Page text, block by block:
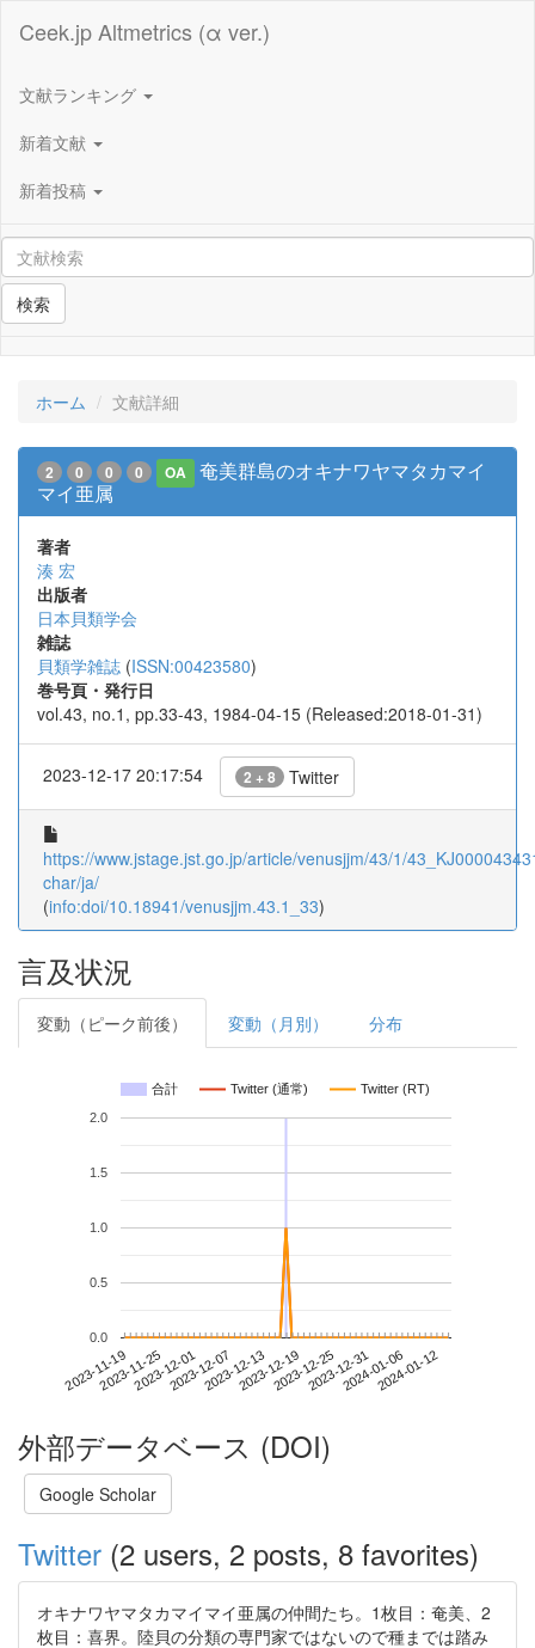
Ceek.jp Altmetrics (α ver.)
文献ランキング
新着文献
新着投稿
検索
ホーム 文献詳細
2 0 0 0 OA
奄美群島のオキナワヤマタカマイ
マイ亜属
著者
湊 宏
出版者
日本貝類学会
雑誌
貝類学雑誌 (ISSN:00423580)
巻号頁・発行日
vol.43, no.1, pp.33-43, 1984-04-15 (Released:2018-01-31)
2023-12-17 20:17:54 2 + 8 Twitter
https://www.jstage.jst.go.jp/article/venusjjm/43/1/
char/ja/
(info:doi/10.18941/venusjjm.43.1_33)
言及状況
変動（ピーク前後） 変動（月別） 分布
合計 Twitter (通常) Twitter (RT)
2023-11-192023-11-252023-12-012023-12-072023-12-132023-12-192023-12-252023-12-312024-01-062024-01-12
0.0
0.5
1.0
1.5
2.0
外部データベース (DOI)
Google Scholar
Twitter (2 users, 2 posts, 8 favorites)
オキナワヤマタカマイマイ亜属の仲間たち。1枚目：奄美、2
枚目：喜界。陸貝の分類の専門家ではないので種までは踏み